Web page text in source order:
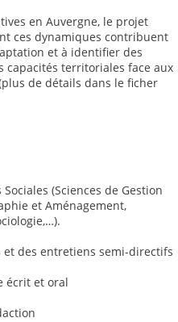
en Auvergne, le projet
ces dynamiques contribuent
et à identifier des
capacités territoriales face aux
de détails dans le ficher
(Sciences de Gestion
et Aménagement,
et des entretiens semi-directifs
écrit et oral